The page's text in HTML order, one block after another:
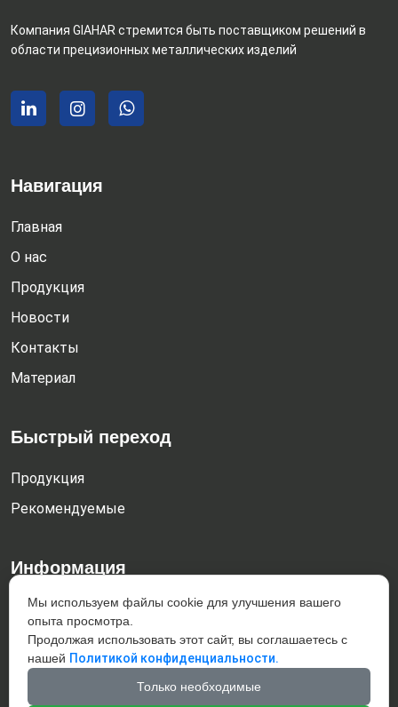
Компания GIAHAR стремится быть поставщиком решений в
области прецизионных металлических изделий
Навигация
Главная
О нас
Продукция
Новости
Контакты
Материал
Быстрый переход
Продукция
Рекомендуемые
Информация
Dachengzi town, Kazuo county, Chaoyang City, Liaoning
Province, China 122300
+86-421-4832187
giahar@giahar-casting.com
Мы используем файлы cookie для улучшения вашего
опыта просмотра.
Продолжая использовать этот сайт, вы соглашаетесь с
нашей Политикой конфиденциальности.
Только необходимые